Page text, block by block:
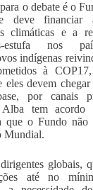
o debate é o
deve financiar
climáticas e a
estufa nos
indígenas
à
eles devem chegar
por canais
Alba tem acordo
que o Fundo não
Mundial.
globais,
até no